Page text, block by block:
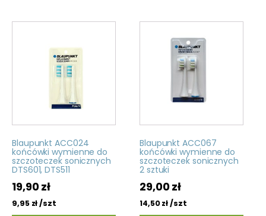
Blaupunkt ACC024
końcówki wymienne do
szczoteczek sonicznych
DTS601, DTS511
19,90zł
9,95 zł/szt
Blaupunkt ACC067
końcówki wymienne do
szczoteczek sonicznych
2 sztuki
29,00zł
14,50zł/szt